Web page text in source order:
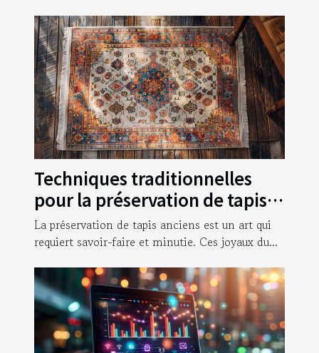
Techniques traditionnelles
pour la préservation de tapis
anciens
La préservation de tapis anciens est un art qui
requiert savoir-faire et minutie. Ces joyaux du...